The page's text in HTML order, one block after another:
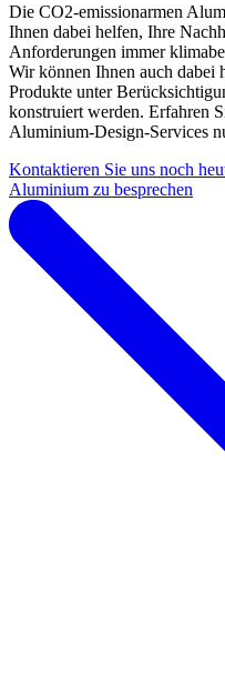
Die CO2-emissionarmen
Ihnen dabei helfen, Ihre
Anforderungen immer
Wir können Ihnen auch dabei
Produkte unter
konstruiert werden. Erfahren
Aluminium-Design-Services
Kontaktieren Sie uns noch
Aluminium zu besprechen